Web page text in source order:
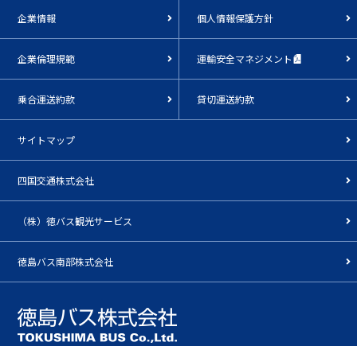
企業情報 個人情報保護方針
企業倫理規範 運輸安全マネジメント
乗合運送約款 貸切運送約款
サイトマップ
四国交通株式会社
（株）徳バス観光サービス
徳島バス南部株式会社